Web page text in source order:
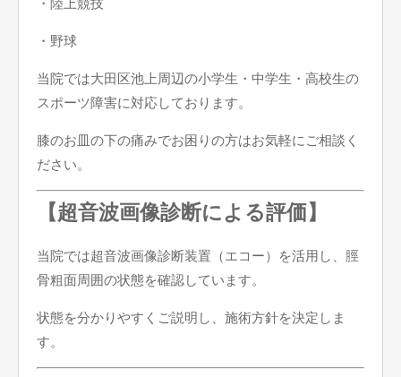
・陸上競技
・野球
当院では大田区池上周辺の小学生・中学生・高校生の
スポーツ障害に対応しております。
膝のお皿の下の痛みでお困りの方はお気軽にご相談く
ださい。
【超音波画像診断による評価】
当院では超音波画像診断装置（エコー）を活用し、脛
骨粗面周囲の状態を確認しています。
状態を分かりやすくご説明し、施術方針を決定しま
す。